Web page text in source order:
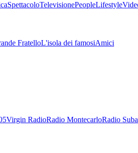
SpettacoloTelevisionePeopleLifestyle
FratelloL'isola dei famosiAmici
Virgin RadioRadio MontecarloRadio